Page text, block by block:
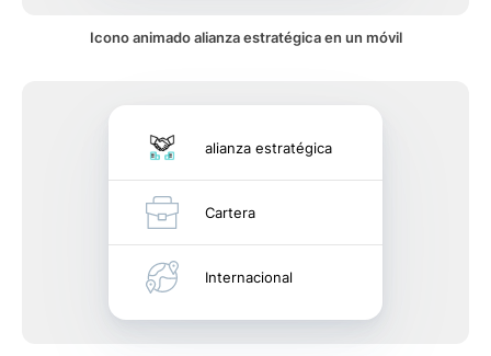
Icono animado alianza estratégica en un móvil
alianza estratégica
Cartera
Internacional